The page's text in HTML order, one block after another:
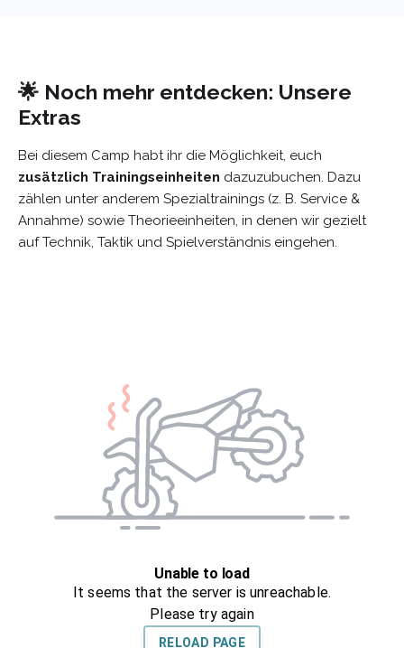
🌟 Noch mehr entdecken: Unsere
Extras
Bei diesem Camp habt ihr die Möglichkeit, euch
zusätzlich Trainingseinheiten dazuzubuchen. Dazu
zählen unter anderem Spezialtrainings (z. B. Service &
Annahme) sowie Theorieeinheiten, in denen wir gezielt
auf Technik, Taktik und Spielverständnis eingehen.